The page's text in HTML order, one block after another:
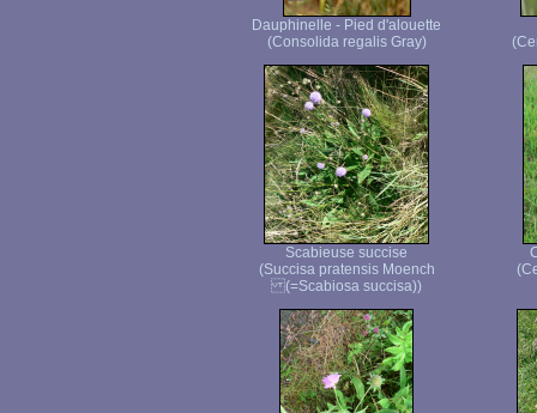
Dauphinelle - Pied d'alouette
(Consolida regalis Gray)
Scabieuse succise
(Succisa pratensis Moench
(=Scabiosa succisa))